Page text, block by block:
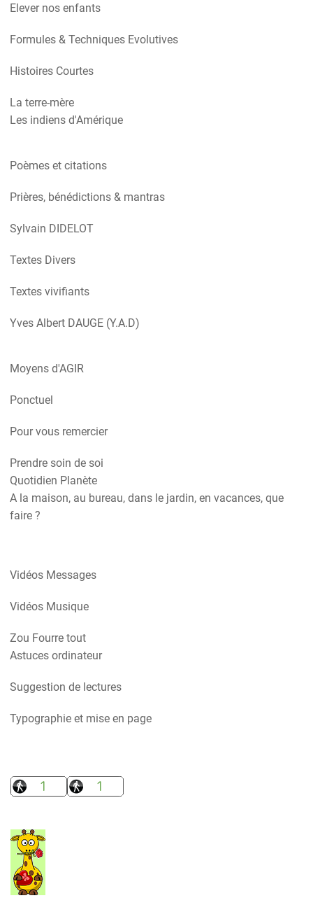
Elever nos enfants
Formules & Techniques Evolutives
Histoires Courtes
La terre-mère
Les indiens d'Amérique
Poèmes et citations
Prières, bénédictions & mantras
Sylvain DIDELOT
Textes Divers
Textes vivifiants
Yves Albert DAUGE (Y.A.D)
Moyens d'AGIR
Ponctuel
Pour vous remercier
Prendre soin de soi
Quotidien Planète
A la maison, au bureau, dans le jardin, en vacances, que
faire ?
Vidéos Messages
Vidéos Musique
Zou Fourre tout
Astuces ordinateur
Suggestion de lectures
Typographie et mise en page